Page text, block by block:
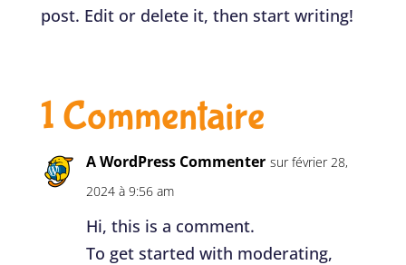
post. Edit or delete it, then start writing!
1 Commentaire
A WordPress Commenter sur février 28,
2024 à 9:56 am
Hi, this is a comment.
To get started with moderating,